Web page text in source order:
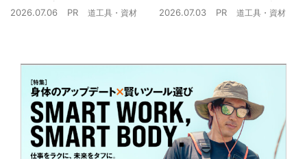
ザミウマ対策
2026.07.06 PR 道工具・資材
農業現場の“スマホの弱点”を
2026.07.03 PR 道工具・資材